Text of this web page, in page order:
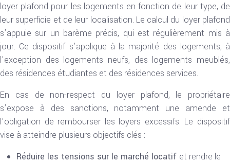
loyer plafond pour les logements en fonction de leur type, de
leur superficie et de leur localisation. Le calcul du loyer plafond
s’appuie sur un barème précis, qui est régulièrement mis à
jour. Ce dispositif s’applique à la majorité des logements, à
l’exception des logements neufs, des logements meublés,
des résidences étudiantes et des résidences services.
En cas de non-respect du loyer plafond, le propriétaire
s’expose à des sanctions, notamment une amende et
l’obligation de rembourser les loyers excessifs. Le dispositif
vise à atteindre plusieurs objectifs clés :
Réduire les tensions sur le marché locatif et rendre le